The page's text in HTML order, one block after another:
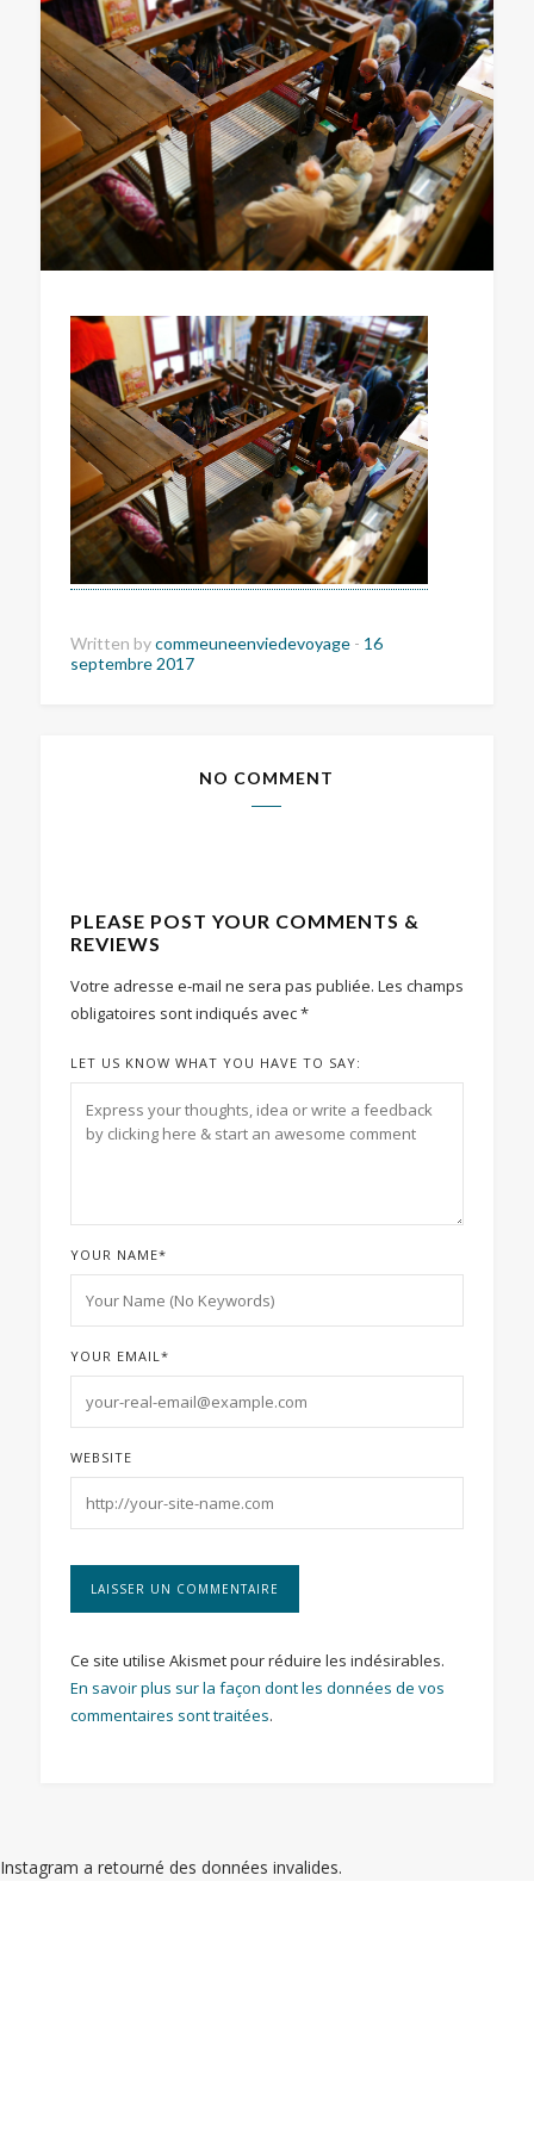
Written bycommeuneenviedevoyage - 16
septembre 2017
NO COMMENT
PLEASE POST YOUR COMMENTS &
REVIEWS
Votre adresse e-mail ne sera pas publiée. Les champs
obligatoires sont indiqués avec*
LET US KNOW WHAT YOU HAVE TO SAY:
YOUR NAME*
YOUR EMAIL*
WEBSITE
Ce site utilise Akismet pour réduire les indésirables.
En savoir plus sur la façon dont les données de vos
commentaires sont traitées.
Instagram a retourné des données invalides.